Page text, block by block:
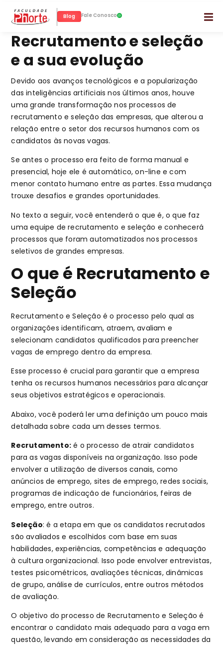
Blog Fale Conosco
Recrutamento e seleção
e a sua evolução
Devido aos avanços tecnológicos e a popularização
das inteligências artificiais nos últimos anos, houve
uma grande transformação nos processos de
recrutamento e seleção das empresas, que alterou a
relação entre o setor dos recursos humanos com os
candidatos às novas vagas.
Se antes o processo era feito de forma manual e
presencial, hoje ele é automático, on-line e com
menor contato humano entre as partes. Essa mudança
trouxe desafios e grandes oportunidades.
No texto a seguir, você entenderá o que é, o que faz
uma equipe de recrutamento e seleção e conhecerá
processos que foram automatizados nos processos
seletivos de grandes empresas.
O que é Recrutamento e
Seleção
Recrutamento e Seleção é o processo pelo qual as
organizações identificam, atraem, avaliam e
selecionam candidatos qualificados para preencher
vagas de emprego dentro da empresa.
Esse processo é crucial para garantir que a empresa
tenha os recursos humanos necessários para alcançar
seus objetivos estratégicos e operacionais.
Abaixo, você poderá ler uma definição um pouco mais
detalhada sobre cada um desses termos.
Recrutamento: é o processo de atrair candidatos
para as vagas disponíveis na organização. Isso pode
envolver a utilização de diversos canais, como
anúncios de emprego, sites de emprego, redes sociais,
programas de indicação de funcionários, feiras de
emprego, entre outros.
Seleção: é a etapa em que os candidatos recrutados
são avaliados e escolhidos com base em suas
habilidades, experiências, competências e adequação
à cultura organizacional. Isso pode envolver entrevistas,
testes psicométricos, avaliações técnicas, dinâmicas
de grupo, análise de currículos, entre outros métodos
de avaliação.
O objetivo do processo de Recrutamento e Seleção é
encontrar o candidato mais adequado para a vaga em
questão, levando em consideração as necessidades da